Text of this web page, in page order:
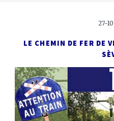
27-
LE CHEMIN DE FER DE